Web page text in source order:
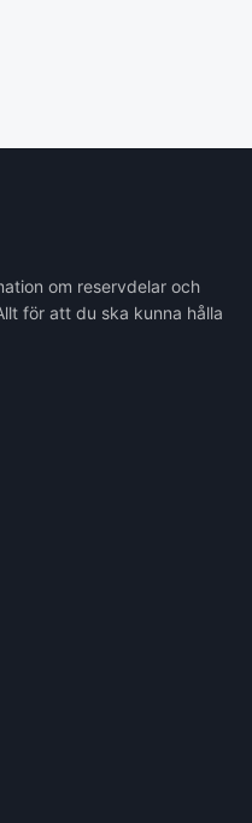
om reservdelar och
för att du ska kunna hålla